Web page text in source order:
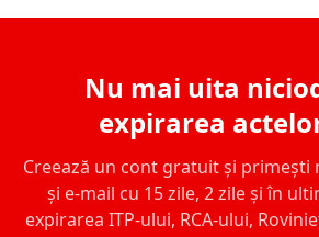
Nu mai uita
expirarea
Creează un cont gratuit și primești
și e-mail cu 15 zile, 2 zile și în
expirarea ITP-ului, RCA-ului,